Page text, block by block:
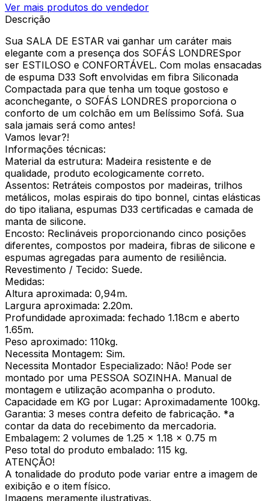
Ver mais produtos do vendedor
Descrição
Sua SALA DE ESTAR vai ganhar um caráter mais
elegante com a presença dos SOFÁS LONDRESpor
ser ESTILOSO e CONFORTÁVEL. Com molas ensacadas
de espuma D33 Soft envolvidas em fibra Siliconada
Compactada para que tenha um toque gostoso e
aconchegante, o SOFÁS LONDRES proporciona o
conforto de um colchão em um Belíssimo Sofá. Sua
sala jamais será como antes!
Vamos levar?!
Informações técnicas:
Material da estrutura: Madeira resistente e de
qualidade, produto ecologicamente correto.
Assentos: Retráteis compostos por madeiras, trilhos
metálicos, molas espirais do tipo bonnel, cintas elásticas
do tipo italiana, espumas D33 certificadas e camada de
manta de silicone.
Encosto: Reclináveis proporcionando cinco posições
diferentes, compostos por madeira, fibras de silicone e
espumas agregadas para aumento de resiliência.
Revestimento / Tecido: Suede.
Medidas:
Altura aproximada: 0,94m.
Largura aproximada: 2.20m.
Profundidade aproximada: fechado 1.18cm e aberto
1.65m.
Peso aproximado: 110kg.
Necessita Montagem: Sim.
Necessita Montador Especializado: Não! Pode ser
montado por uma PESSOA SOZINHA. Manual de
montagem e utilização acompanha o produto.
Capacidade em KG por Lugar: Aproximadamente 100kg.
Garantia: 3 meses contra defeito de fabricação. *a
contar da data do recebimento da mercadoria.
Embalagem: 2 volumes de 1.25 x 1.18 x 0.75 m
Peso total do produto embalado: 115 kg.
ATENÇÃO!
A tonalidade do produto pode variar entre a imagem de
exibição e o item físico.
Imagens meramente ilustrativas.